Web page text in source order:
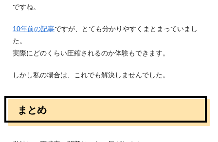
ですね。
10年前の記事ですが、とても分かりやすくまとまっていまし
た。
実際にどのくらい圧縮されるのか体験もできます。
しかし私の場合は、これでも解決しませんでした。
まとめ